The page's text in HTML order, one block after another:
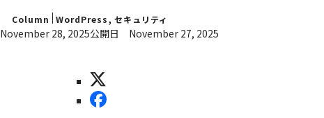
Column WordPress, セキュリティ
November 28, 2025公開日 November 27, 2025